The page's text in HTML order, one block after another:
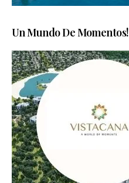
Un Mundo De Momentos!